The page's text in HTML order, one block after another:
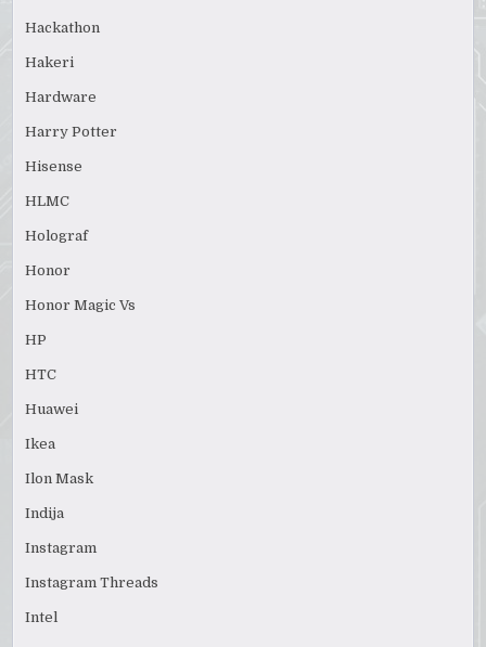
Hackathon
Hakeri
Hardware
Harry Potter
Hisense
HLMC
Holograf
Honor
Honor Magic Vs
HP
HTC
Huawei
Ikea
Ilon Mask
Indija
Instagram
Instagram Threads
Intel